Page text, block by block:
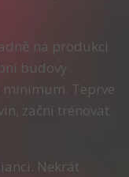
na produkci
budovy
Teprve
začni trénovat
Nekrát